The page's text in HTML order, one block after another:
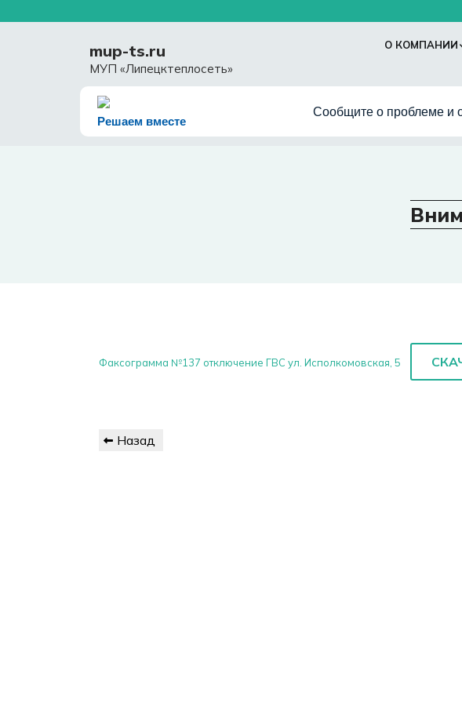
mup-ts.ru
МУП «Липецктеплосеть»
О КОМПАНИИ
Решаем вместе
Сообщите о проблеме и
Факсограмма №137 отключение ГВС ул. Исполкомовская, 5
Навигация
по
Предыдущая
Назад